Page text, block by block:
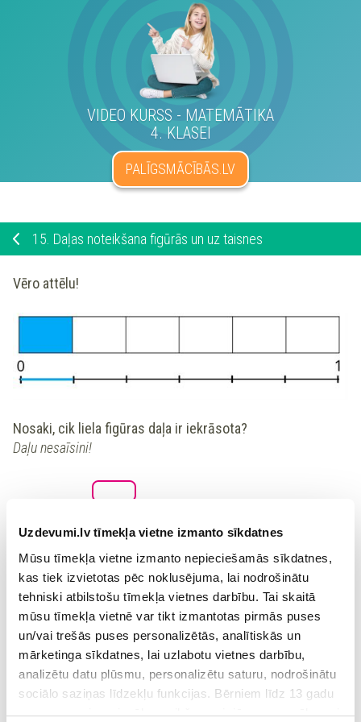
Uzdevumi.lv tīmekļa vietne izmanto sīkdatnes
Mūsu tīmekļa vietne izmanto nepieciešamās sīkdatnes,
kas tiek izvietotas pēc noklusējuma, lai nodrošinātu
tehniski atbilstošu tīmekļa vietnes darbību. Tai skaitā
mūsu tīmekļa vietnē var tikt izmantotas pirmās puses
un/vai trešās puses personalizētās, analītiskās un
mārketinga sīkdatnes, lai uzlabotu vietnes darbību,
analizētu datu plūsmu, personalizētu saturu, nodrošinātu
sociālo saziņas līdzekļu funkcijas. Bērniem līdz 13 gadu
vecumam pirms izvēles veikšanas ir jāprasa vecāka vai
VIDEO KURSS - MATEMĀTIKA
4. KLASEI
PALĪGSMĀCĪBĀS.LV
15. Daļas noteikšana figūrās un uz taisnes
Vēro attēlu!
Nosaki, cik liela figūras daļa ir iekrāsota?
Daļu nesaīsini!
Nosaki, cik liela taisnes daļanaviekrāsota?
Daļu nesaīsini!
Iekrāsotasnav taisnes.